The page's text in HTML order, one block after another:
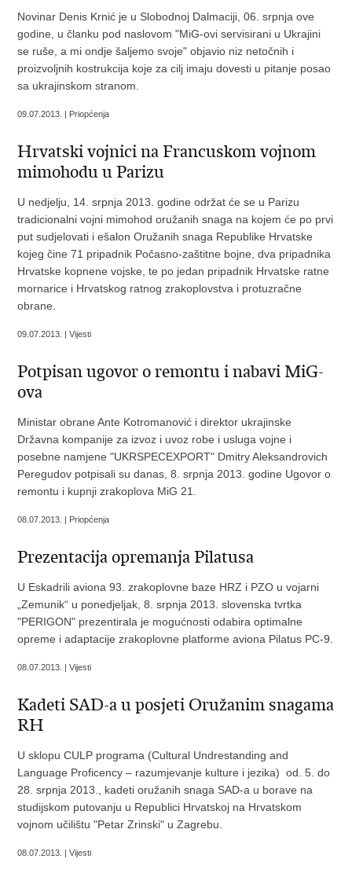
Novinar Denis Krnić je u Slobodnoj Dalmaciji, 06. srpnja ove
godine, u članku pod naslovom "MiG-ovi servisirani u Ukrajini
se ruše, a mi ondje šaljemo svoje" objavio niz netočnih i
proizvoljnih kostrukcija koje za cilj imaju dovesti u pitanje posao
sa ukrajinskom stranom.
09.07.2013. | Priopćenja
Hrvatski vojnici na Francuskom vojnom
mimohodu u Parizu
U nedjelju, 14. srpnja 2013. godine održat će se u Parizu
tradicionalni vojni mimohod oružanih snaga na kojem će po prvi
put sudjelovati i ešalon Oružanih snaga Republike Hrvatske
kojeg čine 71 pripadnik Počasno-zaštitne bojne, dva pripadnika
Hrvatske kopnene vojske, te po jedan pripadnik Hrvatske ratne
mornarice i Hrvatskog ratnog zrakoplovstva i protuzračne
obrane.
09.07.2013. | Vijesti
Potpisan ugovor o remontu i nabavi MiG-
ova
Ministar obrane Ante Kotromanović i direktor ukrajinske
Državna kompanije za izvoz i uvoz robe i usluga vojne i
posebne namjene "UKRSPECEXPORT" Dmitry Aleksandrovich
Peregudov potpisali su danas, 8. srpnja 2013. godine Ugovor o
remontu i kupnji zrakoplova MiG 21.
08.07.2013. | Priopćenja
Prezentacija opremanja Pilatusa
U Eskadrili aviona 93. zrakoplovne baze HRZ i PZO u vojarni
„Zemunik“ u ponedjeljak, 8. srpnja 2013. slovenska tvrtka
"PERIGON" prezentirala je mogućnosti odabira optimalne
opreme i adaptacije zrakoplovne platforme aviona Pilatus PC-9.
08.07.2013. | Vijesti
Kadeti SAD-a u posjeti Oružanim snagama
RH
U sklopu CULP programa (Cultural Undrestanding and
Language Proficency – razumjevanje kulture i jezika) od. 5. do
28. srpnja 2013., kadeti oružanih snaga SAD-a u borave na
studijskom putovanju u Republici Hrvatskoj na Hrvatskom
vojnom učilištu "Petar Zrinski" u Zagrebu.
08.07.2013. | Vijesti